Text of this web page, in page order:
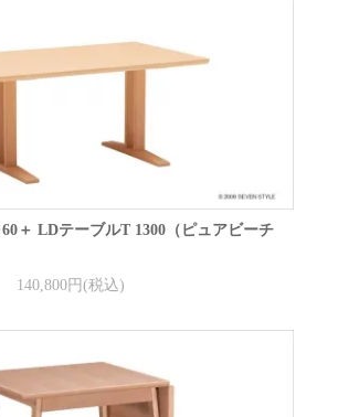
60＋ LDテーブルT 1300（ピュアビーチ
140,800円(税込)